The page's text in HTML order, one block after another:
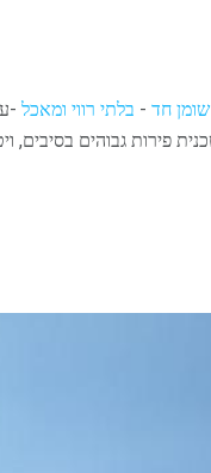
שומן חד - בלתי רווי ומאכל